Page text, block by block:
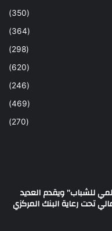
(350)
(364)
(298)
(620)
(246)
(469)
(270)
للشباب” ويقدم العديد
تحت رعاية البنك المركزي